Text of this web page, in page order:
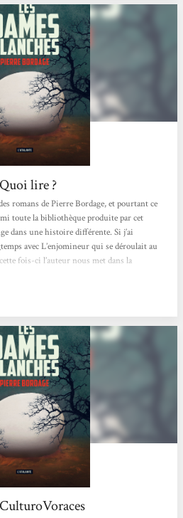
lire ?
romans de Pierre Bordage, et pourtant ce
toute la bibliothèque produite par cet
dans une histoire différente. Si j’ai
avec L’enjomineur qui se déroulait au
fois-ci l’auteur nous met dans la
ans. Il est impossible de pénétrer, détruire,